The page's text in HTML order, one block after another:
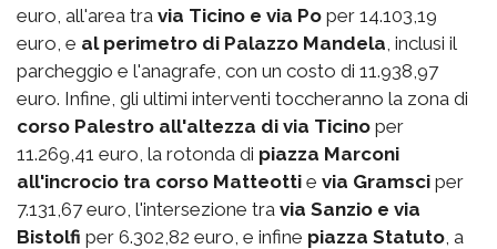
euro, all'area tra via Ticino e via Po per 14.103,19
euro, e al perimetro di Palazzo Mandela , inclusi il
parcheggio e l'anagrafe, con un costo di 11.938,97
euro. Infine, gli ultimi interventi toccheranno la zona di
corso Palestro all'altezza di via Ticino per
11.269,41 euro, la rotonda di piazza Marconi
all'incrocio tra corso Matteotti e via Gramsci per
7.131,67 euro, l'intersezione tra via Sanzio e via
Bistolfi per 6.302,82 euro, e infine piazza Statuto , a